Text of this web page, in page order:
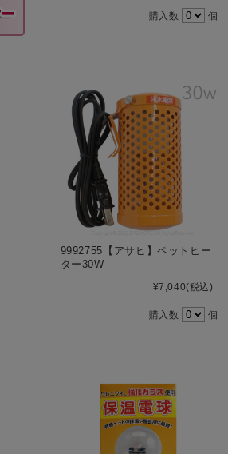
購入数 個
9992755【アサヒ】ペットヒー
ター30W
¥7,040(税込)
購入数 個